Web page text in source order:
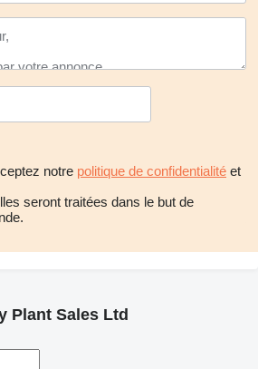
notre politique de confidentialité et
seront traitées dans le but de
Plant Sales Ltd